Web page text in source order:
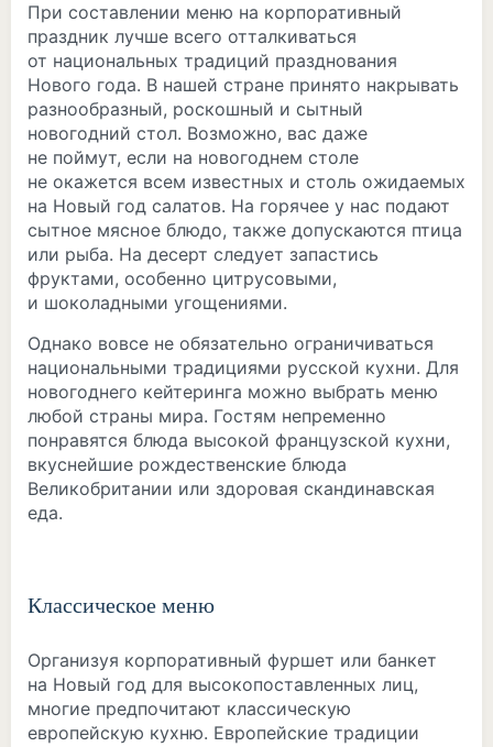
При составлении меню на корпоративный
праздник лучше всего отталкиваться
от национальных традиций празднования
Нового года. В нашей стране принято накрывать
разнообразный, роскошный и сытный
новогодний стол. Возможно, вас даже
не поймут, если на новогоднем столе
не окажется всем известных и столь ожидаемых
на Новый год салатов. На горячее у нас подают
сытное мясное блюдо, также допускаются птица
или рыба. На десерт следует запастись
фруктами, особенно цитрусовыми,
и шоколадными угощениями.
Однако вовсе не обязательно ограничиваться
национальными традициями русской кухни. Для
новогоднего кейтеринга можно выбрать меню
любой страны мира. Гостям непременно
понравятся блюда высокой французской кухни,
вкуснейшие рождественские блюда
Великобритании или здоровая скандинавская
еда.
Классическое меню
Организуя корпоративный фуршет или банкет
на Новый год для высокопоставленных лиц,
многие предпочитают классическую
европейскую кухню. Европейские традиции